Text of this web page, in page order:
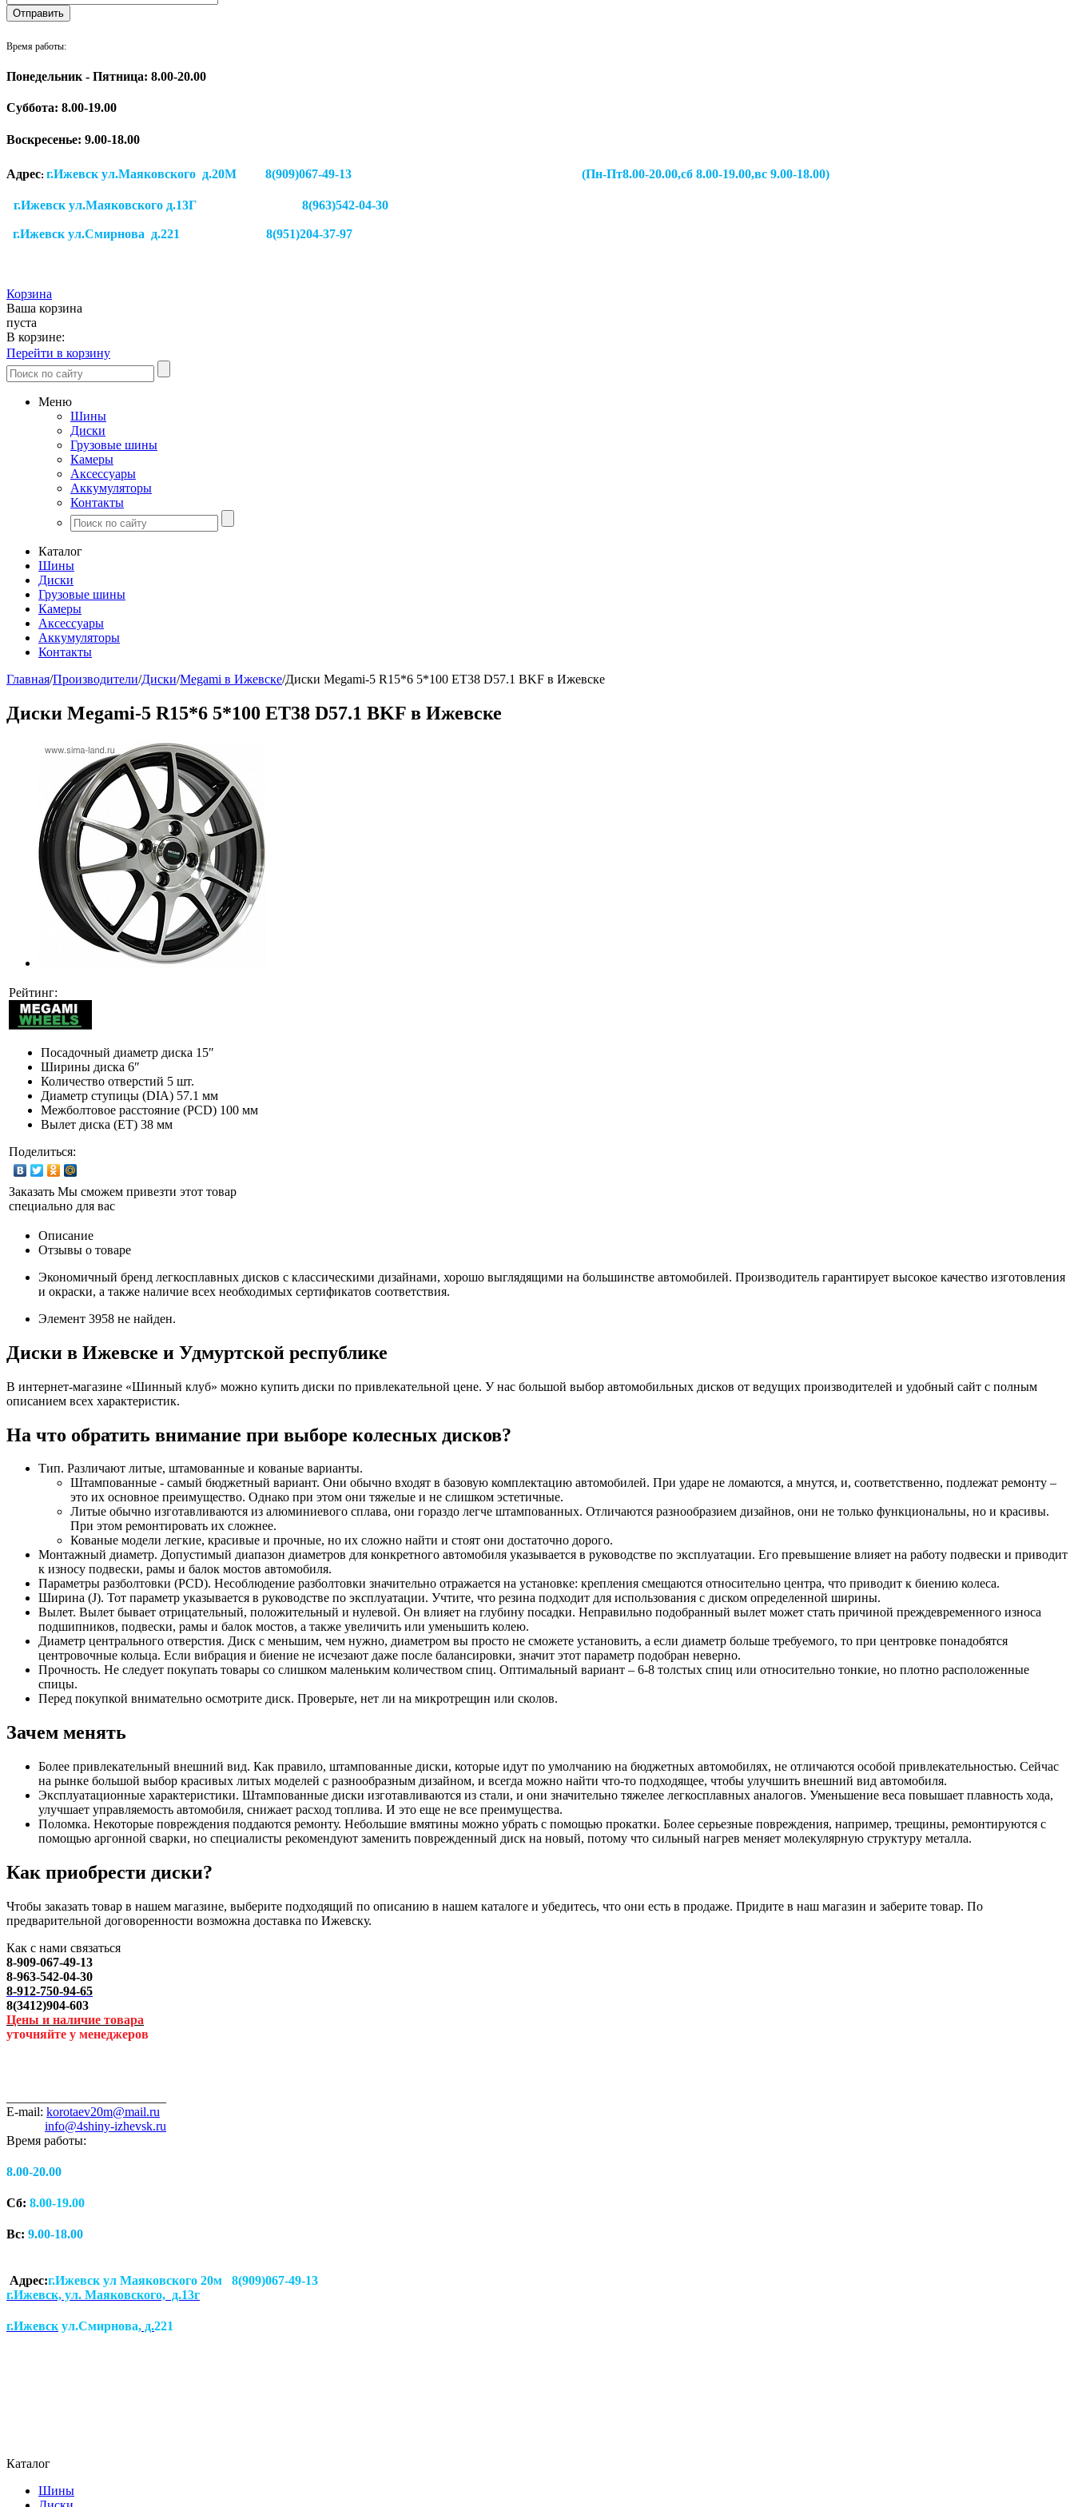
Время работы:
Понедельник - Пятница: 8.00-20.00
Суббота: 8.00-19.00
Воскресенье: 9.00-18.00
Адрес: г.Ижевск ул.Маяковского д.20М 8(909)067-49-13 (Пн-Пт8.00-20.00,сб 8.00-19.00,вс 9.00-18.00)
г.Ижевск ул.Маяковского д.13Г 8(963)542-04-30
г.Ижевск ул.Смирнова д.221 8(951)204-37-97
Корзина
Ваша корзина
пуста
В корзине:
Перейти в корзину
Меню
Шины
Диски
Грузовые шины
Камеры
Аксессуары
Аккумуляторы
Контакты
Каталог
Шины
Диски
Грузовые шины
Камеры
Аксессуары
Аккумуляторы
Контакты
Главная/Производители/Диски/Megami в Ижевске/Диски Megami-5 R15*6 5*100 ET38 D57.1 BKF в Ижевске
Диски Megami-5 R15*6 5*100 ET38 D57.1 BKF в Ижевске
Рейтинг:
Посадочный диаметр диска 15″
Ширины диска 6″
Количество отверстий 5 шт.
Диаметр ступицы (DIA) 57.1 мм
Межболтовое расстояние (PCD) 100 мм
Вылет диска (ET) 38 мм
Поделиться:
Заказать Мы сможем привезти этот товар
специально для вас
Описание
Отзывы о товаре
Экономичный бренд легкосплавных дисков с классическими дизайнами, хорошо выглядящими на большинстве автомобилей. Производитель гарантирует высокое качество изготовления
и окраски, а также наличие всех необходимых сертификатов соответствия.
Элемент 3958 не найден.
Диски в Ижевске и Удмуртской республике
В интернет-магазине «Шинный клуб» можно купить диски по привлекательной цене. У нас большой выбор автомобильных дисков от ведущих производителей и удобный сайт с полным
описанием всех характеристик.
На что обратить внимание при выборе колесных дисков?
Тип. Различают литые, штамованные и кованые варианты.
Штампованные - самый бюджетный вариант. Они обычно входят в базовую комплектацию автомобилей. При ударе не ломаются, а мнутся, и, соответственно, подлежат ремонту –
это их основное преимущество. Однако при этом они тяжелые и не слишком эстетичные.
Литые обычно изготавливаются из алюминиевого сплава, они гораздо легче штампованных. Отличаются разнообразием дизайнов, они не только функциональны, но и красивы.
При этом ремонтировать их сложнее.
Кованые модели легкие, красивые и прочные, но их сложно найти и стоят они достаточно дорого.
Монтажный диаметр. Допустимый диапазон диаметров для конкретного автомобиля указывается в руководстве по эксплуатации. Его превышение влияет на работу подвески и приводит
к износу подвески, рамы и балок мостов автомобиля.
Параметры разболтовки (PCD). Несоблюдение разболтовки значительно отражается на установке: крепления смещаются относительно центра, что приводит к биению колеса.
Ширина (J). Тот параметр указывается в руководстве по эксплуатации. Учтите, что резина подходит для использования с диском определенной ширины.
Вылет. Вылет бывает отрицательный, положительный и нулевой. Он влияет на глубину посадки. Неправильно подобранный вылет может стать причиной преждевременного износа
подшипников, подвески, рамы и балок мостов, а также увеличить или уменьшить колею.
Диаметр центрального отверстия. Диск с меньшим, чем нужно, диаметром вы просто не сможете установить, а если диаметр больше требуемого, то при центровке понадобятся
центровочные кольца. Если вибрация и биение не исчезают даже после балансировки, значит этот параметр подобран неверно.
Прочность. Не следует покупать товары со слишком маленьким количеством спиц. Оптимальный вариант – 6-8 толстых спиц или относительно тонкие, но плотно расположенные
спицы.
Перед покупкой внимательно осмотрите диск. Проверьте, нет ли на микротрещин или сколов.
Зачем менять
Более привлекательный внешний вид. Как правило, штампованные диски, которые идут по умолчанию на бюджетных автомобилях, не отличаются особой привлекательностью. Сейчас
на рынке большой выбор красивых литых моделей с разнообразным дизайном, и всегда можно найти что-то подходящее, чтобы улучшить внешний вид автомобиля.
Эксплуатационные характеристики. Штампованные диски изготавливаются из стали, и они значительно тяжелее легкосплавных аналогов. Уменьшение веса повышает плавность хода,
улучшает управляемость автомобиля, снижает расход топлива. И это еще не все преимущества.
Поломка. Некоторые повреждения поддаются ремонту. Небольшие вмятины можно убрать с помощью прокатки. Более серьезные повреждения, например, трещины, ремонтируются с
помощью аргонной сварки, но специалисты рекомендуют заменить поврежденный диск на новый, потому что сильный нагрев меняет молекулярную структуру металла.
Как приобрести диски?
Чтобы заказать товар в нашем магазине, выберите подходящий по описанию в нашем каталоге и убедитесь, что они есть в продаже. Придите в наш магазин и заберите товар. По
предварительной договоренности возможна доставка по Ижевску.
Как с нами связаться
8-909-067-49-13
8-963-542-04-30
8-912-750-94-65
8(3412)904-603
Цены и наличие товара
уточняйте у менеджеров
E-mail: korotaev20m@mail.ru
info@4shiny-izhevsk.ru
Время работы:
8.00-20.00
Сб: 8.00-19.00
Вс: 9.00-18.00
Адрес:г.Ижевск ул Маяковского 20м 8(909)067-49-13
г.Ижевск, ул. Маяковского, д.13г
г.Ижевск ул.Смирнова, д.221
Каталог
Шины